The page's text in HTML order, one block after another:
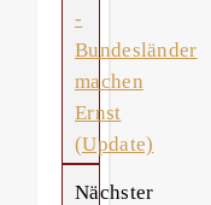
-
Bundesländer
machen
Ernst
(Update)
Nächster